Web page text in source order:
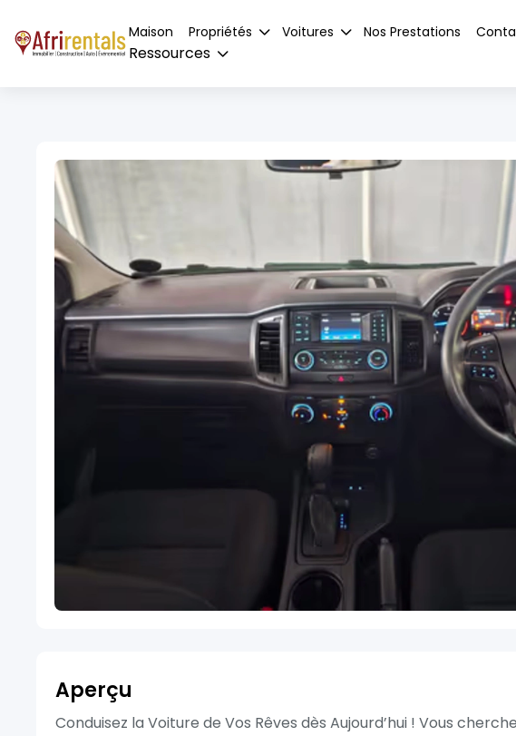
Maison Propriétés Voitures Nos Prestations
Ressources
Aperçu
Conduisez la Voiture de Vos Rêves dès Aujourd’hui ! Vous